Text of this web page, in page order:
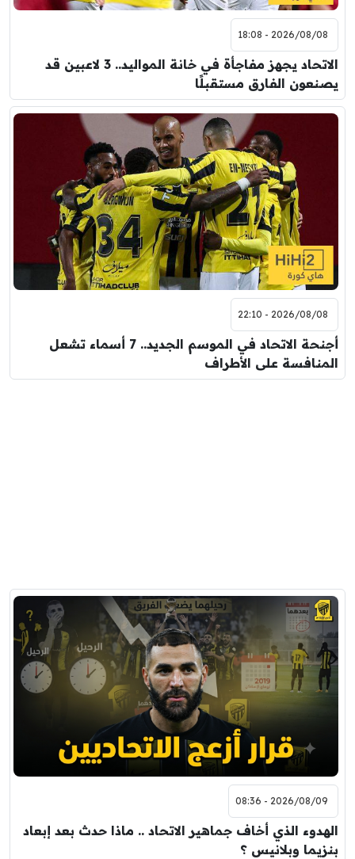
2026/08/08 - 18:08
الاتحاد يجهز مفاجأة في خانة المواليد.. 3 لاعبين قد
يصنعون الفارق مستقبلًا
2026/08/08 - 22:10
أجنحة الاتحاد في الموسم الجديد.. 7 أسماء تشعل
المنافسة على الأطراف
2026/08/09 - 08:36
الهدوء الذي أخاف جماهير الاتحاد .. ماذا حدث بعد إبعاد
بنزيما وبلانيس ؟